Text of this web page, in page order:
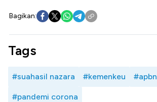
Bagikan:
Tags
#suahasil nazara #kemenkeu #apbn
#pandemi corona